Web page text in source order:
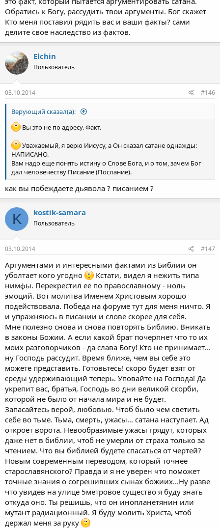
Обратись к Богу, рассудить твои аргументы. Бог скажет
Кто меня поставил рядить вас и ваши факты? сами
делите свое наследство из фактов.
Elchin
Пользователь
03.10.2014 #146
Верующий сказал(а):
Вы это не по адресу. Факт.
Уважаемый, я верю Иисусу, а Он сказал сатане однажды:
НАПИСАНО.
Вам надо еще понять истину о Слове Бога, и о том, зачем Бог
дал человечеству Писание (Послание).
как вы побеждаете дьявола ? писанием ?
K kostik-samara
Пользователь
03.10.2014 #147
Аргументами и интересными фактами из Библии он
уболтает кого угодно
Кстати, видел я нежить типа
нимфы. Перекрестил ее по православному - ноль
эмоций. Вот молитва Именем Христовым хорошо
подействовала. Победа на форуме тут для меня ничто. Я
и упражняюсь в писании и слове скорее для себя.
Мне полезно снова и снова повторять Библию. Вникать
в законы Божии. А если какой брат почерпнет что то их
моих разговорчиков - да слава Богу! Кто не принимает...
ну Господь рассудит. Время ближе, чем вы себе это
можете представить. Готовьтесь! скоро будет взят от
среды удерживающий теперь. Уповайте на Господа! Да
укрепит вас, братья, Господь во дни великой скорби,
которой не было от начала мира и не будет.
Запасайтесь верой, любовью. Чтоб было чем светить
себе во тьме. Тьма, смерть, ужасы... сатана наступает. Ад
откроет ворота. Невообразимые ужасы грядут, которых
даже нет в библии, чтоб не умерли от страха только за
чтением. Что вы библией будете спасаться от чертей?
Новым современным переводом, который точнее
старославянского? Правда и я не уверен что поможет
точные знания о согрешивших сынах божиих...Ну разве
что увидев на улице 5метровое существо я буду знать
откуда оно. Ты решишь, что он инопланетянин или
мутант радиационный. Я буду молить Христа, чтоб
держал меня за руку